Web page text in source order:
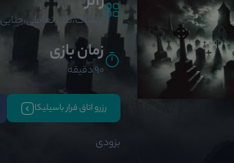
ترسناک،تئاتر تعاملی،جنایی
زمان بازی
90 دقیقه
رزرو اتاق فرار باسیلیکا
بزودی